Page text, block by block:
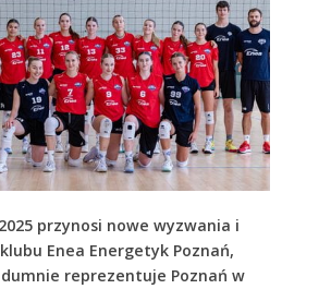
przynosi nowe wyzwania i
Enea Energetyk Poznań,
reprezentuje Poznań w